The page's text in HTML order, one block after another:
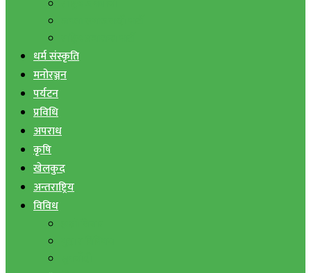
धर्म संस्कृति
मनोरञ्जन
पर्यटन
प्रविधि
अपराध
कृषि
खेलकुद
अन्तराष्ट्रिय
विविध